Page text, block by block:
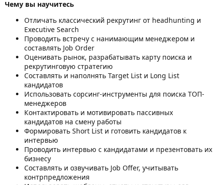
Чему вы научитесь
Отличать классический рекрутинг от headhunting и
Executive Search
Проводить встречу с нанимающим менеджером и
составлять Job Order
Оценивать рынок, разрабатывать карту поиска и
рекрутинговую стратегию
Составлять и наполнять Target List и Long List
кандидатов
Использовать сорсинг-инструменты для поиска ТОП-
менеджеров
Контактировать и мотивировать пассивных
кандидатов на смену работы
Формировать Short List и готовить кандидатов к
интервью
Проводить интервью с кандидатами и презентовать их
бизнесу
Составлять и озвучивать Job Offer, учитывать
контрпредложения